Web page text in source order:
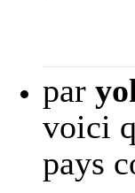
par
voici
pays